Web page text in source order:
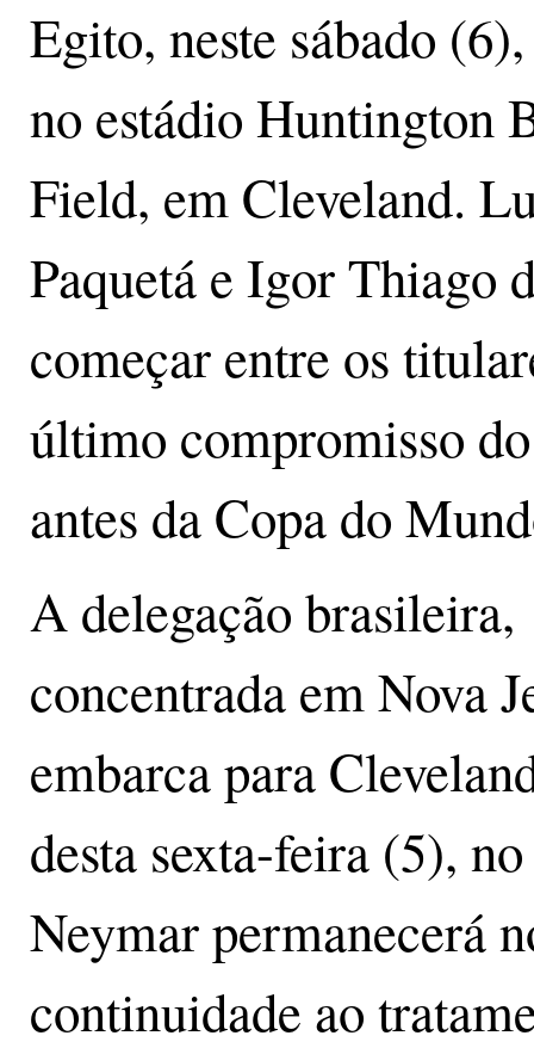
Egito, neste sábado
no estádio Huntington
Field, em Cleveland.
Paquetá e Igor Thiago
começar entre os
último compromisso
antes da Copa do
A delegação brasileira,
concentrada em Nova
embarca para
desta sexta-feira (5),
Neymar permanecerá
continuidade ao